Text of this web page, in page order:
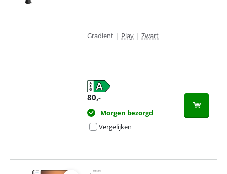
Gradient | Play | Zwart
80,-
Morgen bezorgd
Vergelijken